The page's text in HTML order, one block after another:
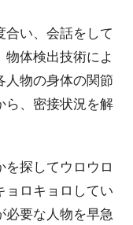
合い、会話をして
体検出技術によ
人物の身体の関節
ら、密接状況を解
探してウロウロ
ョロキョロしてい
必要な人物を早急